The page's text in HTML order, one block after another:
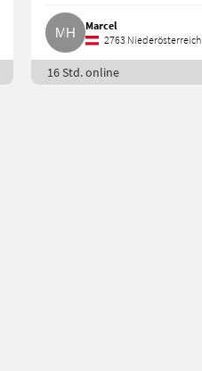
Marcel
2763 Niederösterreich
16 Std. online